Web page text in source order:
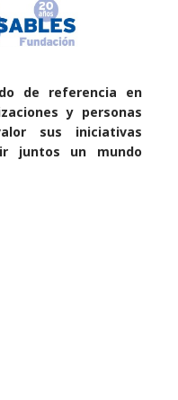
de referencia en
y personas
sus iniciativas
juntos un mundo